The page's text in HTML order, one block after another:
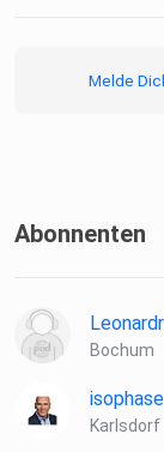
Melde
Abonnenten
Bochum
isophase
Karlsdorf